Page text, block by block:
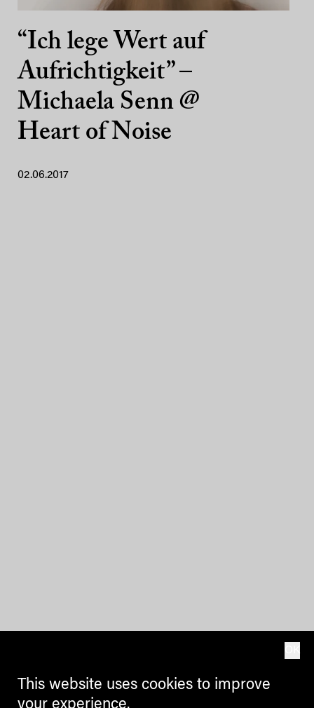
“Ich lege Wert auf
Aufrichtigkeit” –
Michaela Senn @
Heart of Noise
02.06.2017
This website uses cookies to improve